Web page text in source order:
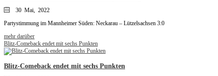
30 Mai, 2022
Partystimmung im Mannheimer Süden: Neckarau – Lützelsachsen 3:0
mehr darüber
Blitz-Comeback endet mit sechs Punkten
Blitz-Comeback endet mit sechs Punkten